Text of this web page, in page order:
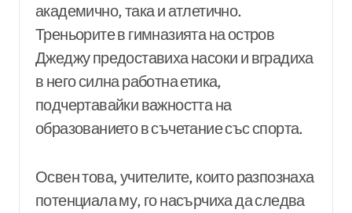
академично, така и атлетично.
Треньорите в гимназията на остров
Джеджу предоставиха насоки и вградиха
в него силна работна етика,
подчертавайки важността на
образованието в съчетание със спорта.
Освен това, учителите, които разпознаха
потенциала му, го насърчиха да следва